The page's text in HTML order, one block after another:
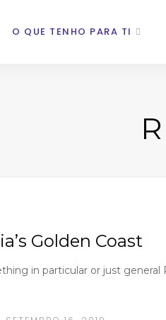
O QUE TENHO PARA TI
Golden Coast
in particular or just